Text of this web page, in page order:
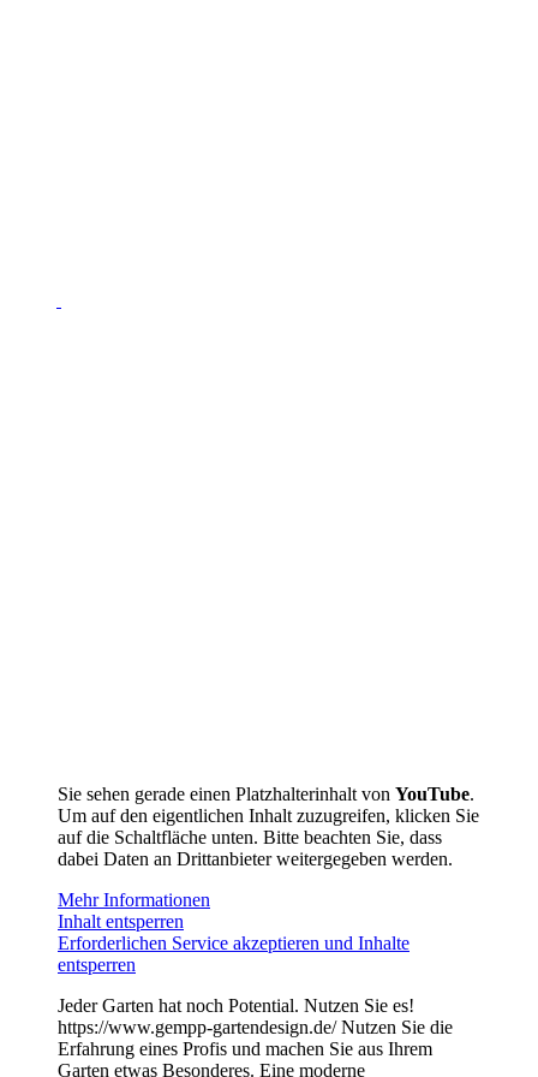
Sie sehen gerade einen Platzhalterinhalt von YouTube.
Um auf den eigentlichen Inhalt zuzugreifen, klicken Sie
auf die Schaltfläche unten. Bitte beachten Sie, dass
dabei Daten an Drittanbieter weitergegeben werden.
Mehr Informationen
Inhalt entsperren
Erforderlichen Service akzeptieren und Inhalte
entsperren
Jeder Garten hat noch Potential. Nutzen Sie es!
https://www.gempp-gartendesign.de/ Nutzen Sie die
Erfahrung eines Profis und machen Sie aus Ihrem
Garten etwas Besonderes. Eine moderne